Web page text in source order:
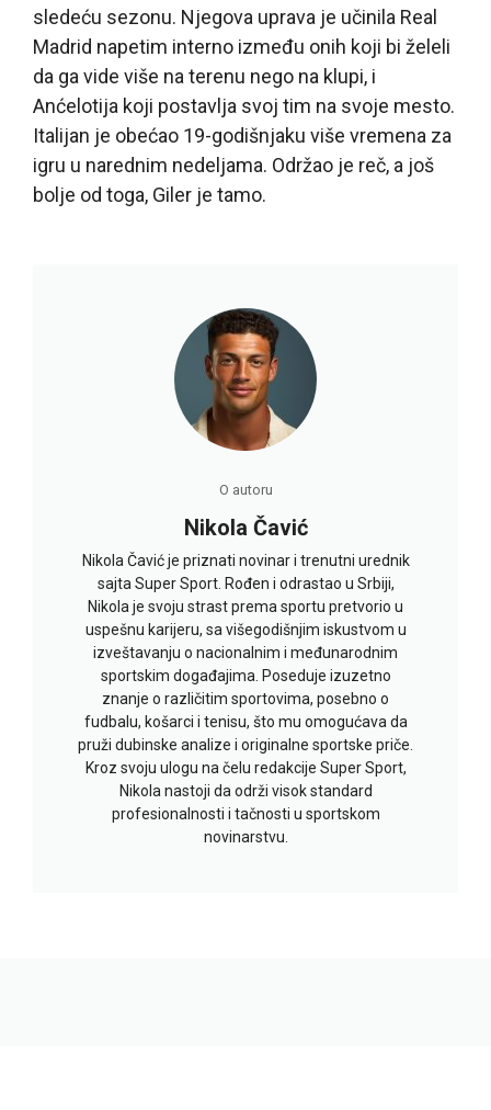
sledeću sezonu. Njegova uprava je učinila Real
Madrid napetim interno između onih koji bi želeli
da ga vide više na terenu nego na klupi, i
Anćelotija koji postavlja svoj tim na svoje mesto.
Italijan je obećao 19-godišnjaku više vremena za
igru u narednim nedeljama. Održao je reč, a još
bolje od toga, Giler je tamo.
O autoru
Nikola Čavić
Nikola Čavić je priznati novinar i trenutni urednik
sajta Super Sport. Rođen i odrastao u Srbiji,
Nikola je svoju strast prema sportu pretvorio u
uspešnu karijeru, sa višegodišnjim iskustvom u
izveštavanju o nacionalnim i međunarodnim
sportskim događajima. Poseduje izuzetno
znanje o različitim sportovima, posebno o
fudbalu, košarci i tenisu, što mu omogućava da
pruži dubinske analize i originalne sportske priče.
Kroz svoju ulogu na čelu redakcije Super Sport,
Nikola nastoji da održi visok standard
profesionalnosti i tačnosti u sportskom
novinarstvu.